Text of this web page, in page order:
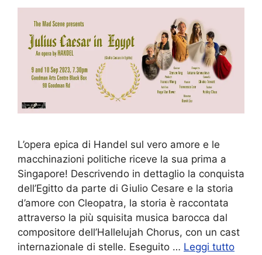
L’opera epica di Handel sul vero amore e le
macchinazioni politiche riceve la sua prima a
Singapore! Descrivendo in dettaglio la conquista
dell’Egitto da parte di Giulio Cesare e la storia
d’amore con Cleopatra, la storia è raccontata
attraverso la più squisita musica barocca dal
compositore dell’Hallelujah Chorus, con un cast
internazionale di stelle. Eseguito … Leggi tutto